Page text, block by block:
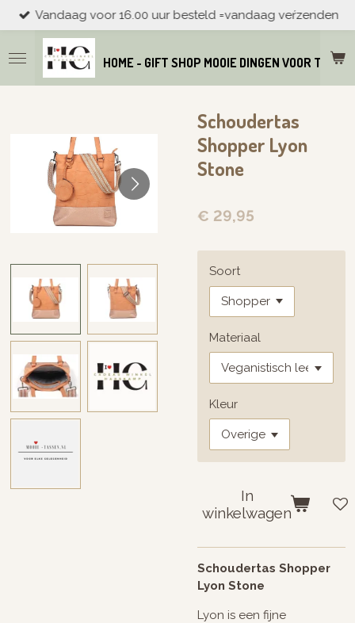
Ga
direct
naar
de
hoofdinhoud
HOME - GIFT SHOP MOOIE DINGEN VOOR THUIS
Vandaag voor 16.00 uur besteld =vandaag veŕzenden
Schoudertas
Shopper Lyon
Stone
€ 29,95
Soort
Materiaal
Kleur
In
winkelwagen
Schoudertas Shopper
Lyon Stone
Lyon is een fijne